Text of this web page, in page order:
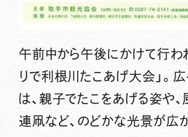
午前中から午後にかけて行わ
りで利根川たこあげ大会 」。
は、親子でたこをあげる姿や
連凧など、のどかな光景が広が